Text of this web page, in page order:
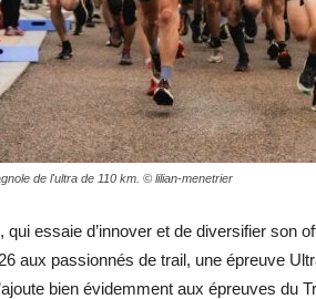
de l'ultra de 110 km. © lilian-menetrier
, qui essaie d’innover et de diversifier son
aux passionnés de trail, une épreuve
bien évidemment aux épreuves du